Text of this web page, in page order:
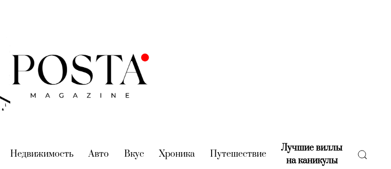
(current)
Недвижимость(current)
Авто (current)
Вкус (current)
Хроника (current)
Путешествие(current)
Лучшие виллы
на каникулы(current)